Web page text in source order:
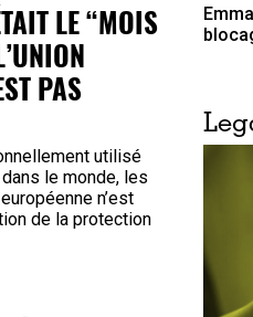
LE “MOIS
PAS
utilisé
le monde, les
n’est
de la protection